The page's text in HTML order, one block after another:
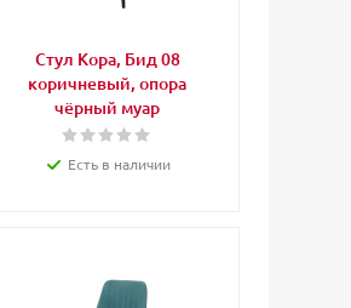
Стул Кора, Бид 08
коричневый, опора
чёрный муар
Есть в наличии